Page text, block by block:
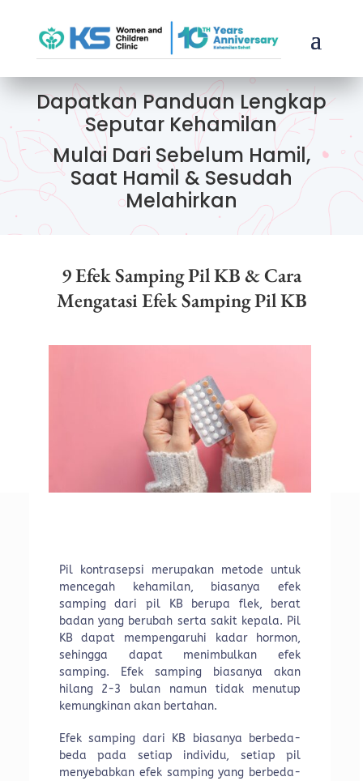
Dapatkan Panduan Lengkap
Seputar Kehamilan
Mulai Dari Sebelum Hamil,
Saat Hamil & Sesudah
Melahirkan
9 Efek Samping Pil KB & Cara
Mengatasi Efek Samping Pil KB
Pil kontrasepsi merupakan metode untuk
mencegah kehamilan, biasanya efek
samping dari pil KB berupa flek, berat
badan yang berubah serta sakit kepala. Pil
KB dapat mempengaruhi kadar hormon,
sehingga dapat menimbulkan efek
samping. Efek samping biasanya akan
hilang 2-3 bulan namun tidak menutup
kemungkinan akan bertahan.
Efek samping dari KB biasanya berbeda-
beda pada setiap individu, setiap pil
menyebabkan efek samping yang berbeda-